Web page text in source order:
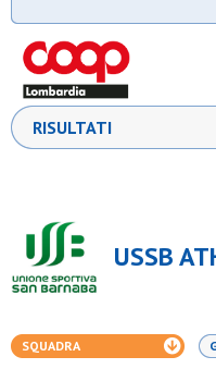
RISULTATI
USSB
SQUADRA